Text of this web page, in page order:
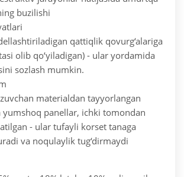
buzilishi
qattiqlik qovurg‘alariga
olib qo‘yiladigan) - ular yordamida
sozlash mumkin.
materialdan tayyorlangan
yumshoq panellar, ichki tomondan
- ular tufayli korset tanaga
va noqulaylik tug‘dirmaydi